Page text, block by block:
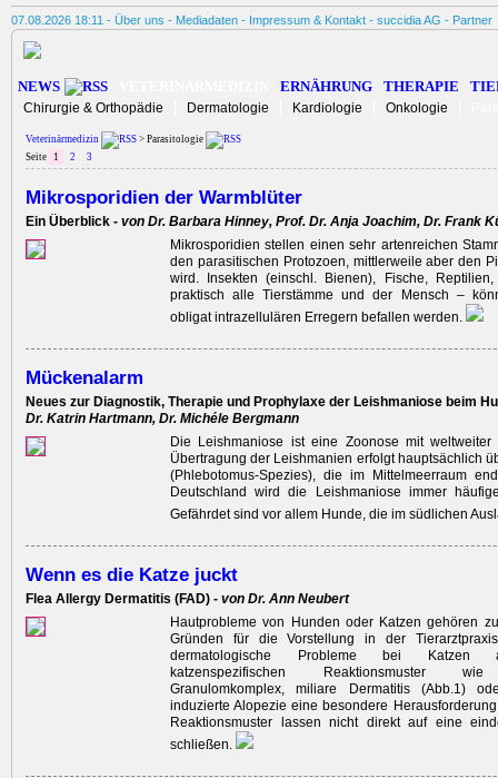
07.08.2026 18:11 - Über uns - Mediadaten - Impressum & Kontakt - succidia AG - Partner
NEWS ERNÄHRUNG THERAPIE
Chirurgie & Orthopädie Dermatologie Kardiologie Onkologie
Veterinärmedizin
> Parasitologie
Seite
1 2 3
Mikrosporidien der Warmblüter
Ein Überblick - von Dr. Barbara Hinney, Prof. Dr. Anja Joachim, Dr. Frank
Mikrosporidien stellen einen sehr artenreichen
den parasitischen Protozoen, mittlerweile aber den
wird. Insekten (einschl. Bienen), Fische,
praktisch alle Tierstämme und der Mensch –
obligat intrazellulären Erregern befallen werden.
Mückenalarm
Neues zur Diagnostik, Therapie und Prophylaxe der Leishmaniose beim
Dr. Katrin Hartmann, Dr. Michéle Bergmann
Die Leishmaniose ist eine Zoonose mit weltweiter
Übertragung der Leishmanien erfolgt hauptsächlich
(Phlebotomus-Spezies), die im Mittelmeerraum
Deutschland wird die Leishmaniose immer
Gefährdet sind vor allem Hunde, die im südlichen
Wenn es die Katze juckt
Flea Allergy Dermatitis (FAD) - von Dr. Ann Neubert
Hautprobleme von Hunden oder Katzen gehören
Gründen für die Vorstellung in der
dermatologische Probleme bei Katzen
katzenspezifischen Reaktionsmuster
Granulomkomplex, miliare Dermatitis (Abb.1)
induzierte Alopezie eine besondere
Reaktions­muster lassen nicht direkt auf eine
schließen.